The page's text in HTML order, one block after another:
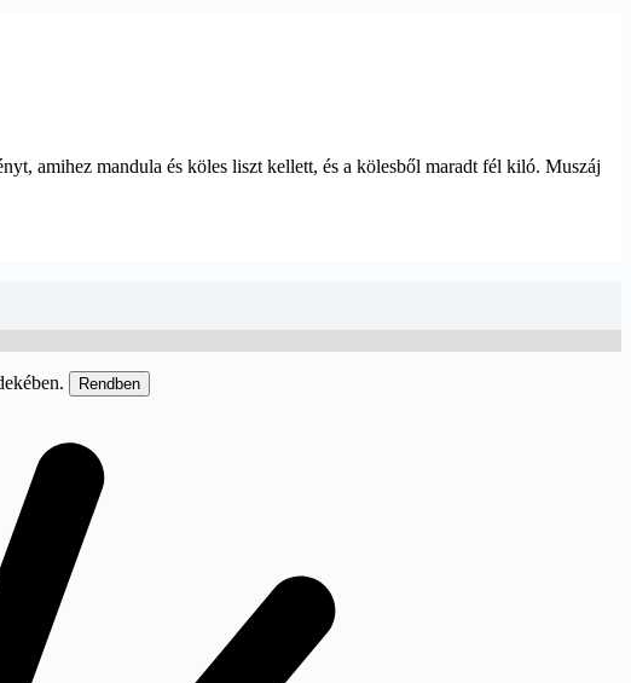
amihez mandula és köles liszt kellett, és a kölesből maradt fél kiló. Muszáj
Rendben